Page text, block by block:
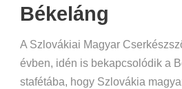
Békeláng
A Szlovákiai Magyar
évben, idén is bekapcsolódik a
stafétába, hogy Szlovákia